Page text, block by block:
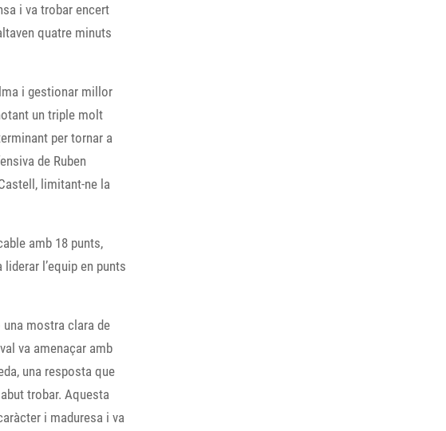
i va trobar encert
quatre minuts
i gestionar millor
un triple molt
per tornar a
de Ruben
limitant-ne la
amb 18 punts,
l’equip en punts
mostra clara de
va amenaçar amb
una resposta que
trobar. Aquesta
i maduresa i va